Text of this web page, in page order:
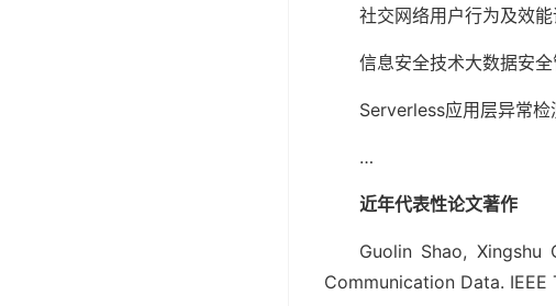
社交网络用户行为及效
信息安全技术大数据安
Serverless应用层异常
…
近年代表性论文著作
Guolin Shao, Xingshu
Communication Data.